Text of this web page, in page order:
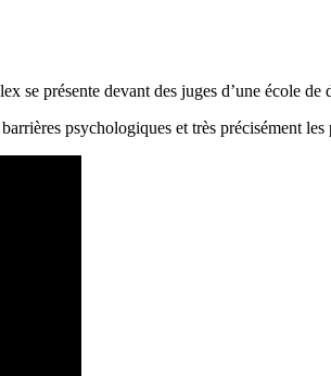
se présente devant des juges d’une école
psychologiques et très précisément